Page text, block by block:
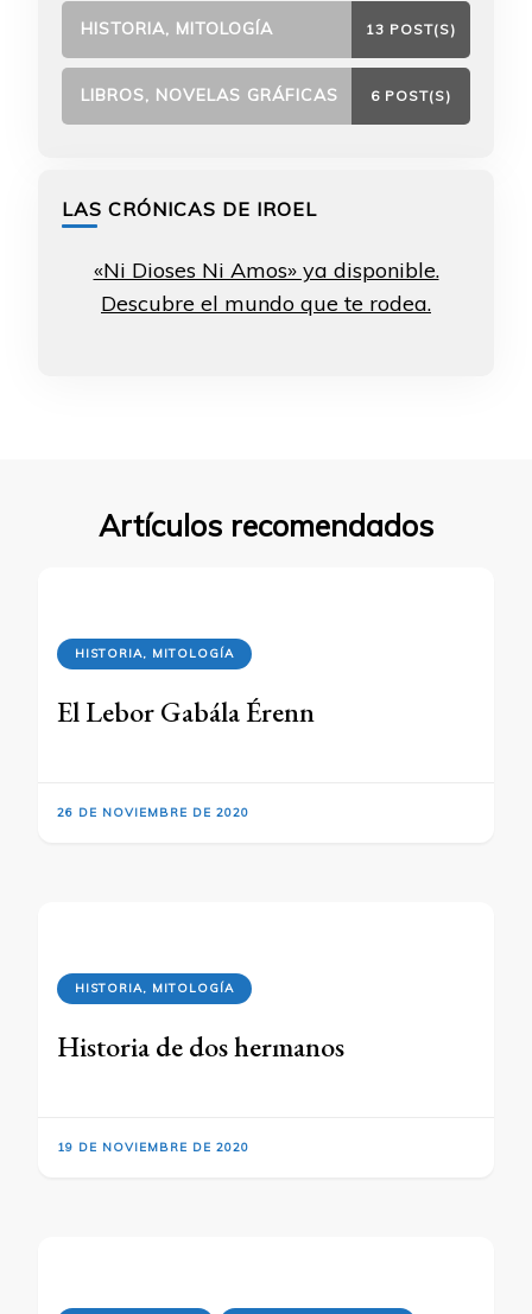
HISTORIA, MITOLOGÍA 13 POST(S)
LIBROS, NOVELAS GRÁFICAS 6 POST(S)
LAS CRÓNICAS DE IROEL
«Ni Dioses Ni Amos» ya disponible.
Descubre el mundo que te rodea.
Artículos recomendados
HISTORIA, MITOLOGÍA
El Lebor Gabála Érenn
26 DE NOVIEMBRE DE 2020
HISTORIA, MITOLOGÍA
Historia de dos hermanos
19 DE NOVIEMBRE DE 2020